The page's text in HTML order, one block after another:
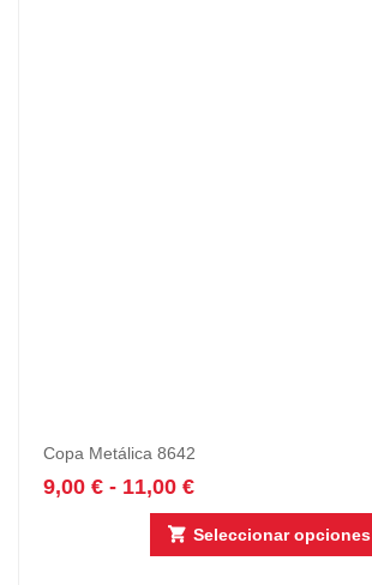
Copa Metálica 8642
9,00 € - 11,00 €
Seleccionar opciones